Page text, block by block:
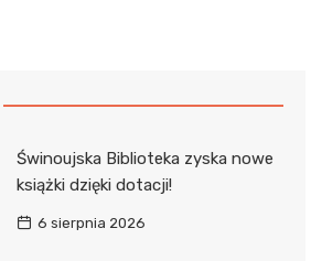
Świnoujska Biblioteka zyska nowe
książki dzięki dotacji!
6 sierpnia 2026